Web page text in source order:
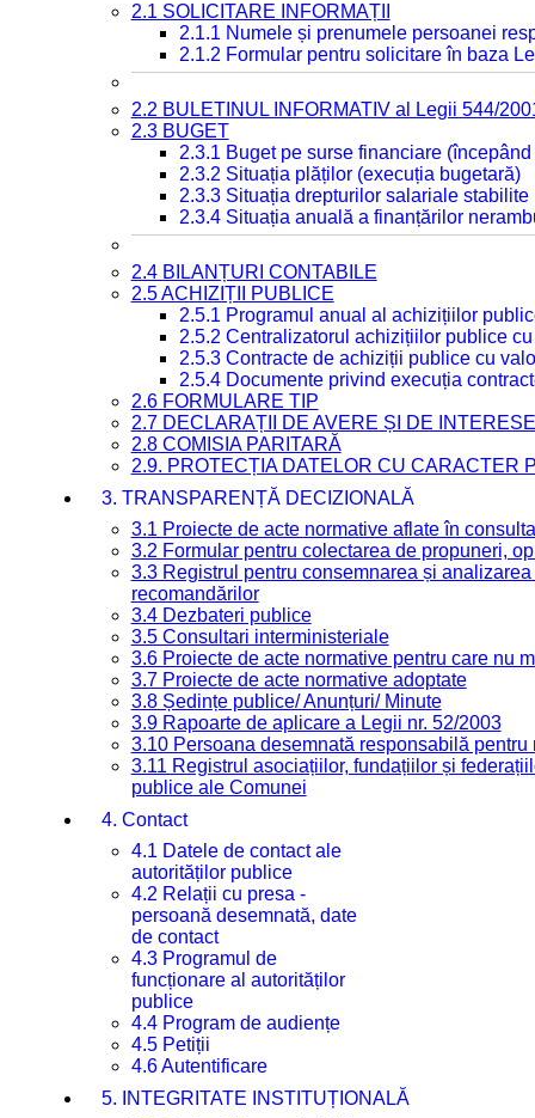
2.1 SOLICITARE INFORMAȚII
2.1.1 Numele și prenumele persoanei
2.1.2 Formular pentru solicitare în baza
2.2 BULETINUL INFORMATIV al Legii 544/
2.3 BUGET
2.3.1 Buget pe surse financiare
2.3.2 Situația plăților (execuția bugetară)
2.3.3 Situația drepturilor salariale
2.3.4 Situația anuală a finanțărilor
2.4 BILANȚURI CONTABILE
2.5 ACHIZIȚII PUBLICE
2.5.1 Programul anual al achizițiilor
2.5.2 Centralizatorul achizițiilor publice
2.5.3 Contracte de achiziții publice cu
2.5.4 Documente privind execuția
2.6 FORMULARE TIP
2.7 DECLARAȚII DE AVERE ȘI DE INTERESE
2.8 COMISIA PARITARĂ
2.9. PROTECȚIA DATELOR CU CARACTER
3. TRANSPARENȚĂ DECIZIONALĂ
3.1 Proiecte de acte normative aflate în
3.2 Formular pentru colectarea de propuneri,
3.3 Registrul pentru consemnarea și
recomandărilor
3.4 Dezbateri publice
3.5 Consultari interministeriale
3.6 Proiecte de acte normative pentru care nu
3.7 Proiecte de acte normative adoptate
3.8 Ședințe publice/ Anunțuri/ Minute
3.9 Rapoarte de aplicare a Legii nr. 52/2003
3.10 Persoana desemnată responsabilă
3.11 Registrul asociațiilor, fundațiilor și
publice ale Comunei
4. Contact
4.1 Datele de contact ale
autorităților publice
4.2 Relații cu presa -
persoană desemnată, date
de contact
4.3 Programul de
funcționare al autorităților
publice
4.4 Program de audiențe
4.5 Petiții
4.6 Autentificare
5. INTEGRITATE INSTITUȚIONALĂ